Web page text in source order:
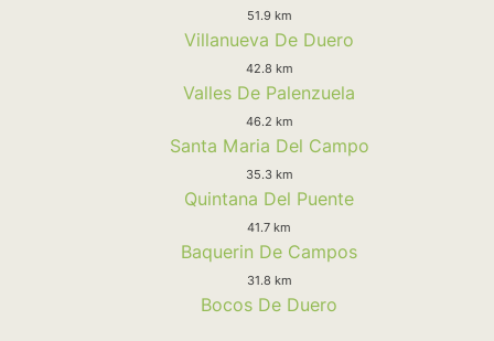
51.9 km
Villanueva De Duero
42.8 km
Valles De Palenzuela
46.2 km
Santa Maria Del Campo
35.3 km
Quintana Del Puente
41.7 km
Baquerin De Campos
31.8 km
Bocos De Duero